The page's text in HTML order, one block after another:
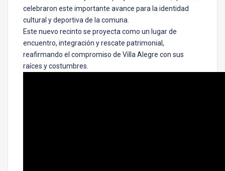
celebraron este importante avance para la identidad
cultural y deportiva de la comuna.
Este nuevo recinto se proyecta como un lugar de
encuentro, integración y rescate patrimonial,
reafirmando el compromiso de Villa Alegre con sus
raíces y costumbres.